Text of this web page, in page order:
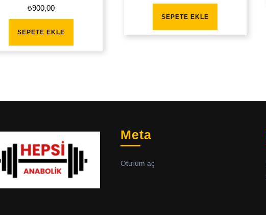
₺900,00
SEPETE EKLE
SEPETE EKLE
Meta
Oturum aç